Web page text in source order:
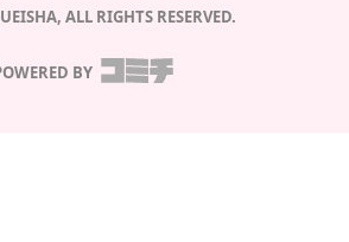
ALL RIGHTS RESERVED.
BY